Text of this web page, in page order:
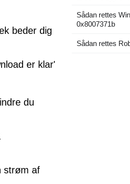
beder dig
er klar'
du
strøm af
Sådan rettes
0x8007371b
Sådan rettes